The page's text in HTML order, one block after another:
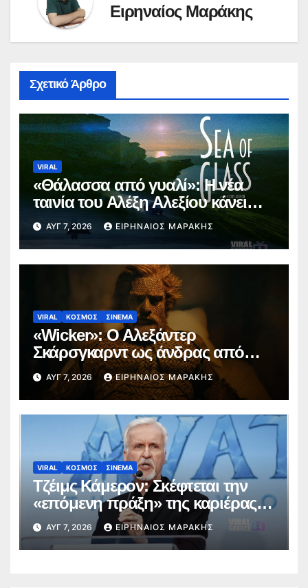
Ειρηναίος Μαράκης
Σχετικό Άρθρο
VIRAL
«Θάλασσα από γυαλί»: Η νέα
ταινία του Αλέξη Αλεξίου κάνει
παγκόσμια πρεμιέρα στο
Φεστιβάλ Εδιμβούργου
ΑΥΓ 7, 2026 ΕΙΡΗΝΑΊΟΣ ΜΑΡΆΚΗΣ
VIRAL ΚΟΣΜΟΣ ΣΙΝΕΜΑ
«Wicker»: Ο Αλεξάντερ
Σκάρσγκαρντ ως άνδρας από
ψάθα προκαλεί διαδικτυακή
φρενίτιδα (trailer)
ΑΥΓ 7, 2026 ΕΙΡΗΝΑΊΟΣ ΜΑΡΆΚΗΣ
VIRAL ΚΟΣΜΟΣ ΣΙΝΕΜΑ
Τζέιμς Κάμερον: Σκέφτεται την
«επόμενη πράξη» της καριέρας
του πέρα από το σύμπαν του
Avatar
ΑΥΓ 7, 2026 ΕΙΡΗΝΑΊΟΣ ΜΑΡΆΚΗΣ